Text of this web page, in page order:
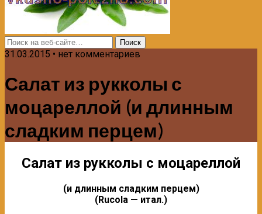
31.03.2015 • нет комментариев
Салат из рукколы с
моцареллой (и длинным
сладким перцем)
Салат из рукколы с моцареллой
(и длинным сладким перцем)
(Rucola — итал.)